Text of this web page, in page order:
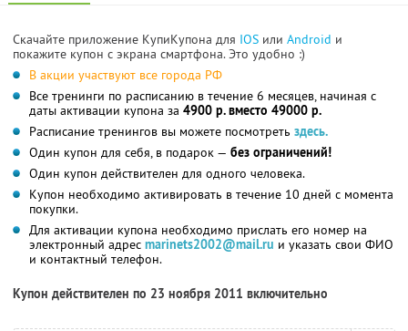
Скачайте приложение КупиКупона для IOS или Android и
покажите купон с экрана смартфона. Это удобно :)
В акции участвуют все города РФ
Все тренинги по расписанию в течение 6 месяцев, начиная с
даты активации купона за 4900 р. вместо 49000 р.
Расписание тренингов вы можете посмотреть здесь.
Один купон для себя, в подарок — без ограничений!
Один купон действителен для одного человека.
Купон необходимо активировать в течение 10 дней с момента
покупки.
Для активации купона необходимо прислать его номер на
электронный адрес marinets2002@mail.ru и указать свои ФИО
и контактный телефон.
Купон действителен по 23 ноября 2011 включительно